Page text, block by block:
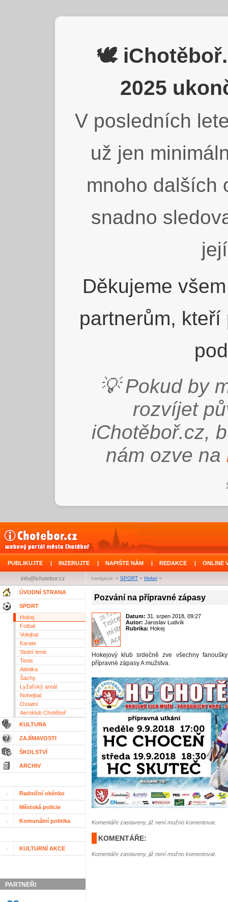
🕊️
2025
V posledních
už jen
mnoho dalších
snadno
Děkujeme
partnerům,
💡 Pokud by
rozvíjet
iChotěboř.cz,
nám ozve na
PUBLIKUJTE | INZERUJTE | NAPIŠTE NÁM | REDAKCE | ONLINE
navigace: » SPORT » Hokej »
info@ichotebor.cz
ÚVODNÍ STRANA
SPORT
Hokej
Fotbal
Volejbal
Karate
Stolní tenis
Tenis
Atletika
Šachy
Lyžařský areál
Nohejbal
Ostatní
Aeroklub Chotěboř
KULTURA
ZAJÍMAVOSTI
ŠKOLSTVÍ
ARCHIV
Radniční okénko
Městská policie
Komunální politika
KULTURNÍ AKCE
PARTNEŘI
Pozvání na přípravné zápasy
Datum: 31. srpen 2018, 09:27
Autor: Jaroslav Ludvík
Rubrika: Hokej
Hokejový klub srdečně zve všechny
přípravné zápasy A mužstva.
Komentáře zastaveny, již není možno komentovat.
KOMENTÁŘE:
Komentáře zastaveny, již není možno komentovat.